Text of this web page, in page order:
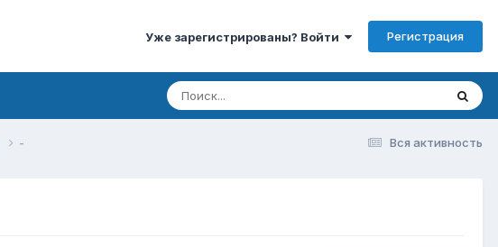
Уже зарегистрированы? Войти Регистрация
Вся активность
-